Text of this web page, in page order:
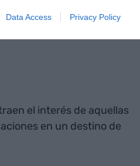
Data Access Privacy Policy
el interés de aquellas
en un destino de